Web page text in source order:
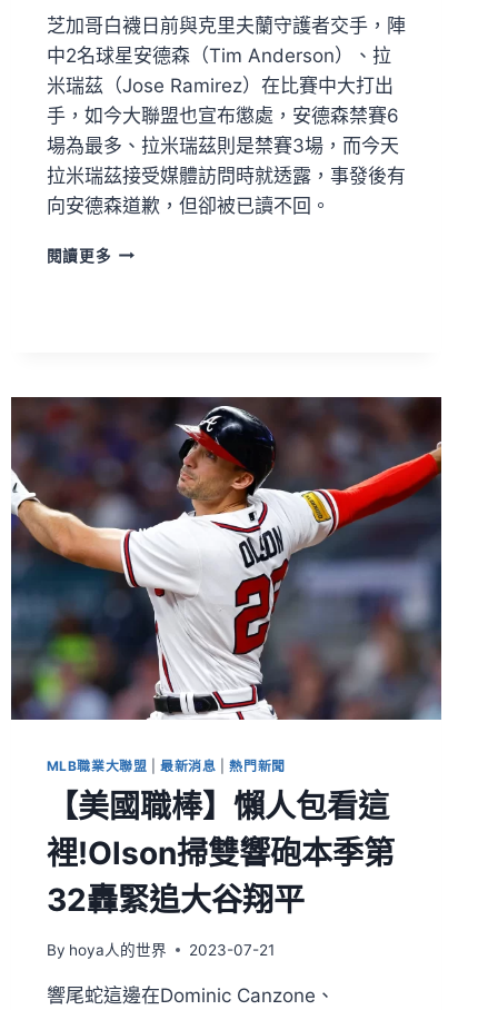
芝加哥白襪日前與克里夫蘭守護者交手，陣
中2名球星安德森（Tim Anderson）、拉
米瑞茲（Jose Ramirez）在比賽中大打出
手，如今大聯盟也宣布懲處，安德森禁賽6
場為最多、拉米瑞茲則是禁賽3場，而今天
拉米瑞茲接受媒體訪問時就透露，事發後有
向安德森道歉，但卻被已讀不回。
閱讀更多
MLB職業大聯盟 |最新消息 |熱門新聞
【美國職棒】懶人包看這
裡!Olson掃雙響砲本季第
32轟緊追大谷翔平
By hoya人的世界 2023-07-21
響尾蛇這邊在Dominic Canzone、